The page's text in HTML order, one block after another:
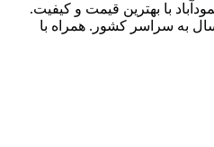
با بهترین قیمت و کیفیت.
به سراسر کشور. همراه با